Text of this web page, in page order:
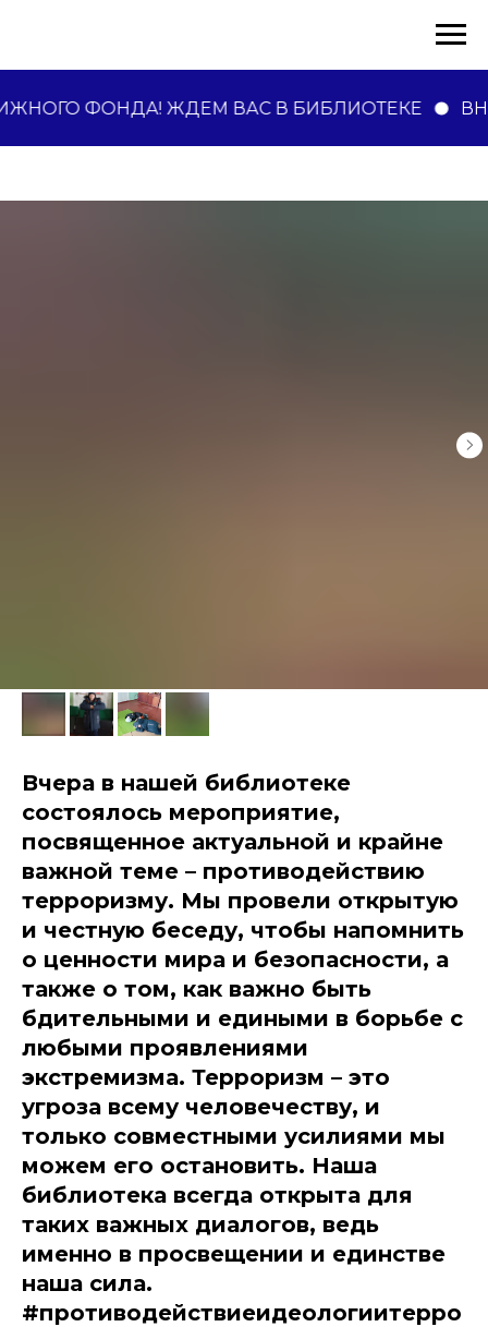
ФОНДА! ЖДЕМ ВАС В БИБЛИОТЕКЕ
Вчера в нашей библиотеке
состоялось мероприятие,
посвященное актуальной и крайне
важной теме – противодействию
терроризму. Мы провели открытую
и честную беседу, чтобы напомнить
о ценности мира и безопасности, а
также о том, как важно быть
бдительными и едиными в борьбе с
любыми проявлениями
экстремизма. Терроризм – это
угроза всему человечеству, и
только совместными усилиями мы
можем его остановить. Наша
библиотека всегда открыта для
таких важных диалогов, ведь
именно в просвещении и единстве
наша сила.
#противодействиеидеологиитерро